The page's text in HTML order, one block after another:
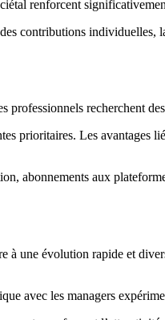
renforcent
contributions individuelles,
recherchent
prioritaires. Les avantages
abonnements aux
une évolution rapide et
avec les managers